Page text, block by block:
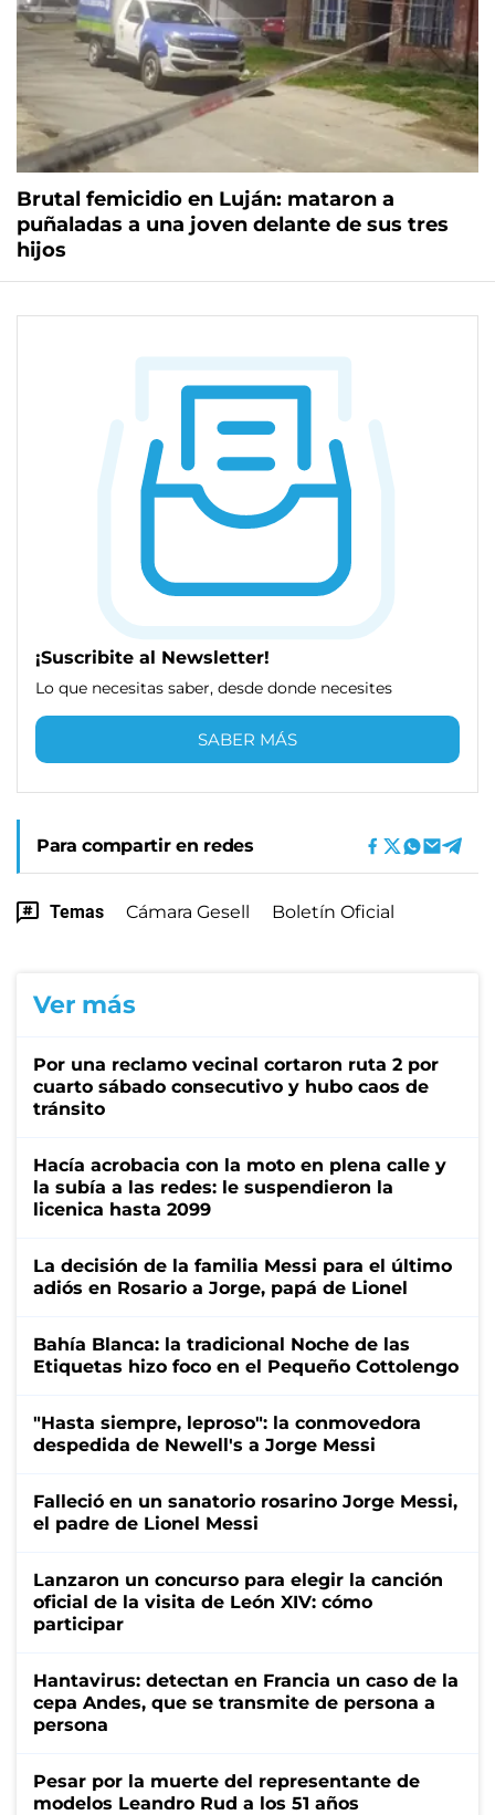
Brutal femicidio en Luján: mataron a
puñaladas a una joven delante de sus tres
hijos
¡Suscribite al Newsletter!
Lo que necesitas saber, desde donde necesites
SABER MÁS
Para compartir en redes
Temas Cámara Gesell Boletín Oficial
Ver más
Por una reclamo vecinal cortaron ruta 2 por
cuarto sábado consecutivo y hubo caos de
tránsito
Hacía acrobacia con la moto en plena calle y
la subía a las redes: le suspendieron la
licenica hasta 2099
La decisión de la familia Messi para el último
adiós en Rosario a Jorge, papá de Lionel
Bahía Blanca: la tradicional Noche de las
Etiquetas hizo foco en el Pequeño Cottolengo
"Hasta siempre, leproso": la conmovedora
despedida de Newell's a Jorge Messi
Falleció en un sanatorio rosarino Jorge Messi,
el padre de Lionel Messi
Lanzaron un concurso para elegir la canción
oficial de la visita de León XIV: cómo
participar
Hantavirus: detectan en Francia un caso de la
cepa Andes, que se transmite de persona a
persona
Pesar por la muerte del representante de
modelos Leandro Rud a los 51 años